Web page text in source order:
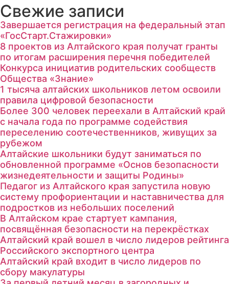
Свежие записи
Завершается регистрация на федеральный этап
«ГосСтарт.Стажировки»
8 проектов из Алтайского края получат гранты
по итогам расширения перечня победителей
Конкурса инициатив родительских сообществ
Общества «Знание»
1 тысяча алтайских школьников летом освоили
правила цифровой безопасности
Более 300 человек переехали в Алтайский край
с начала года по программе содействия
переселению соотечественников, живущих за
рубежом
Алтайские школьники будут заниматься по
обновленной программе «Основ безопасности
жизнедеятельности и защиты Родины»
Педагог из Алтайского края запустила новую
систему профориентации и наставничества для
подростков из небольших поселений
В Алтайском крае стартует кампания,
посвящённая безопасности на перекрёстках
Алтайский край вошел в число лидеров рейтинга
Российского экспортного центра
Алтайский край входит в число лидеров по
сбору макулатуры